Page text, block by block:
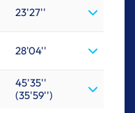
23'27''
28'04''
45'35''
(35'59'')